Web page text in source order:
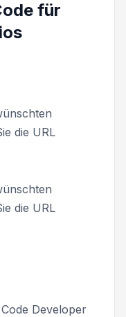
für
die URL
die URL
Developer